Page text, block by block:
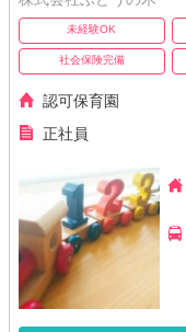
未経験OK
社会保険完備
認可保育園
正社員